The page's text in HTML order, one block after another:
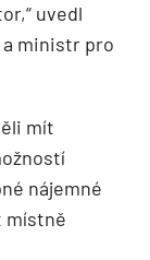
uvedl
ministr pro
mít
nájemné
místně